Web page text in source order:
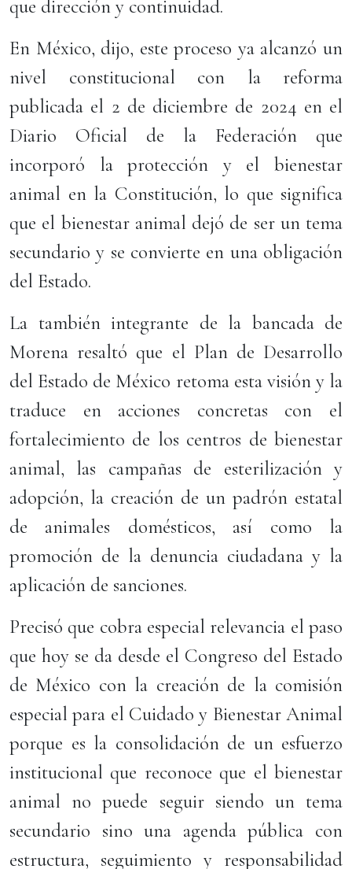
que dirección y continuidad.
En México, dijo, este proceso ya alcanzó un
nivel constitucional con la reforma
publicada el 2 de diciembre de 2024 en el
Diario Oficial de la Federación que
incorporó la protección y el bienestar
animal en la Constitución, lo que significa
que el bienestar animal dejó de ser un tema
secundario y se convierte en una obligación
del Estado.
La también integrante de la bancada de
Morena resaltó que el Plan de Desarrollo
del Estado de México retoma esta visión y la
traduce en acciones concretas con el
fortalecimiento de los centros de bienestar
animal, las campañas de esterilización y
adopción, la creación de un padrón estatal
de animales domésticos, así como la
promoción de la denuncia ciudadana y la
aplicación de sanciones.
Precisó que cobra especial relevancia el paso
que hoy se da desde el Congreso del Estado
de México con la creación de la comisión
especial para el Cuidado y Bienestar Animal
porque es la consolidación de un esfuerzo
institucional que reconoce que el bienestar
animal no puede seguir siendo un tema
secundario sino una agenda pública con
estructura, seguimiento y responsabilidad